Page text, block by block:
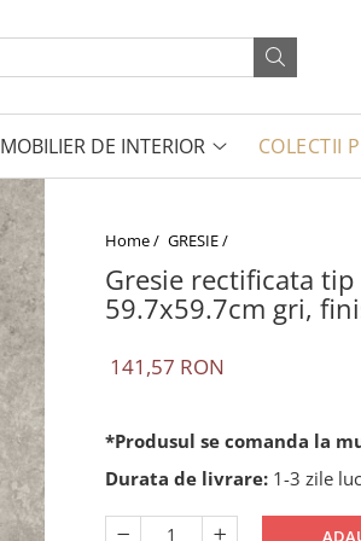
MOBILIER DE INTERIOR COLECTII
Home / GRESIE /
Gresie rectificata
59.7x59.7cm gri,
141,57 RON
*Produsul se comanda la
Durata de livrare: 1-3 zile